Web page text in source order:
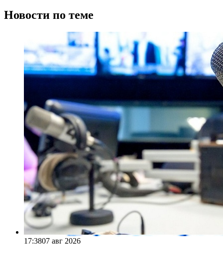
Новости по теме
17:3807 авг 2026